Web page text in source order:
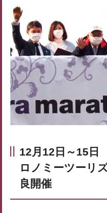
12月12日～15日
ロノミーツーリ
良開催